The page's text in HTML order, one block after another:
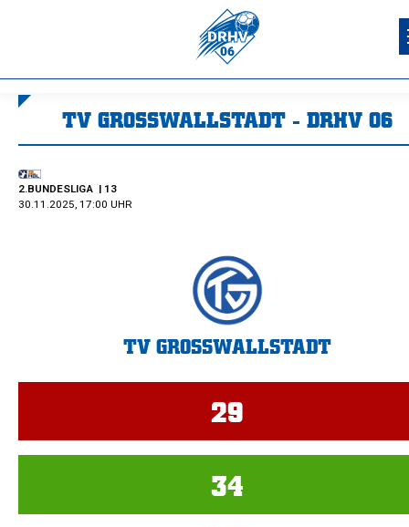
TV GROSSWALLSTADT - DRHV 06
2.BUNDESLIGA | 13
30.11.2025, 17:00 UHR
TV GROSSWALLSTADT
29
34